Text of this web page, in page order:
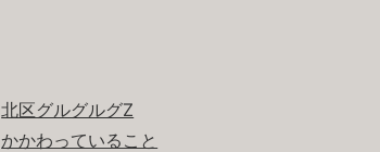
北区グルグルグZ
かかわっていること